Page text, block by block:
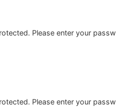
Please enter your
Please enter your